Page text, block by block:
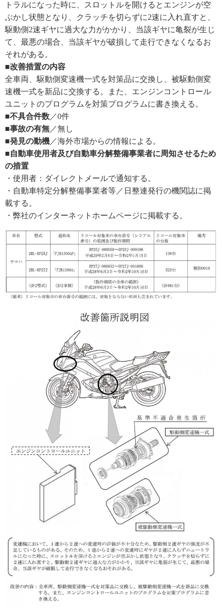
トラルになった時に、スロットルを開けるとエンジンが空
ぶかし状態となり、クラッチを切らずに2速に入れ直すと、
駆動側2速ギヤに過大な力がかかり、当該ギヤに亀裂が生じ
て、最悪の場合、当該ギヤが破損して走行できなくなるお
それがある。
■改善措置の内容
全車両、駆動側変速機一式を対策品に交換し、被駆動側変
速機一式を新品に交換する。また、エンジンコントロール
ユニットのプログラムを対策プログラムに書き換える。
■不具合件数／0件
■事故の有無／無し
■発見の動機／海外市場からの情報による。
■自動車使用者及び自動車分解整備事業者に周知させるため
の措置
・使用者：ダイレクトメールで通知する。
・自動車特定分解整備事業者等／日整連発行の機関誌に掲
載する。
・弊社のインターネットホームページに掲載する。